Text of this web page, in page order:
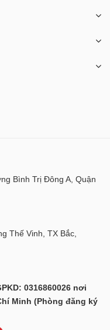
Bình Trị Đông A, Quận
Thế Vinh, TX Bắc,
0316860026 nơi
Minh (Phòng đăng ký